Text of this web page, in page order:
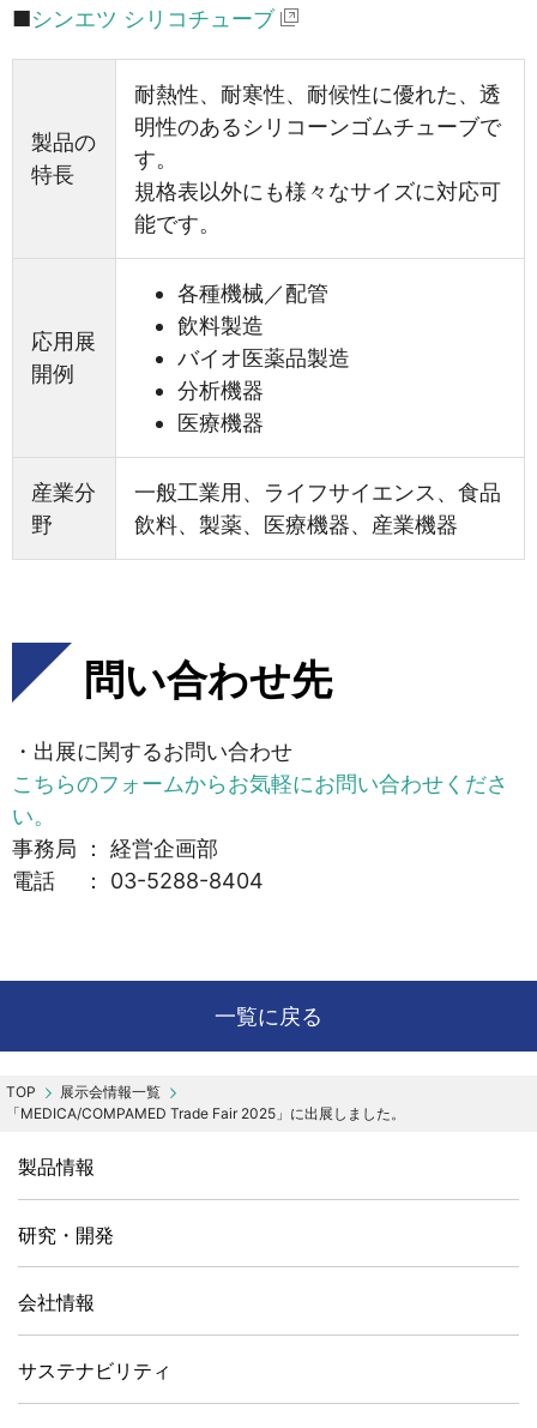
■シンエツ シリコチューブ
製品の
特長
耐熱性、耐寒性、耐候性に優れた、透
明性のあるシリコーンゴムチューブで
す。
規格表以外にも様々なサイズに対応可
能です。
応用展
開例
各種機械／配管
飲料製造
バイオ医薬品製造
分析機器
医療機器
産業分
野
一般工業用、ライフサイエンス、食品
飲料、製薬、医療機器、産業機器
問い合わせ先
・出展に関するお問い合わせ
こちらのフォームからお気軽にお問い合わせくださ
い。
事務局 ： 経営企画部
電話 ： 03-5288-8404
一覧に戻る
展示会情報一覧
「MEDICA/COMPAMED Trade Fair 2025」に出展しました。
製品情報
研究・開発
会社情報
サステナビリティ